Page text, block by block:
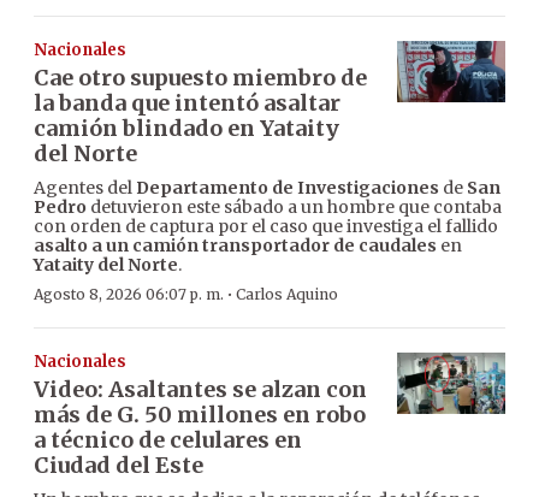
Nacionales
Cae otro supuesto miembro de
la banda que intentó asaltar
camión blindado en Yataity
del Norte
Agentes del Departamento de Investigaciones de San
Pedro detuvieron este sábado a un hombre que contaba
con orden de captura por el caso que investiga el fallido
asalto a un camión transportador de caudales en
Yataity del Norte.
Agosto 8, 2026 06:07 p. m. · Carlos Aquino
Nacionales
Video: Asaltantes se alzan con
más de G. 50 millones en robo
a técnico de celulares en
Ciudad del Este